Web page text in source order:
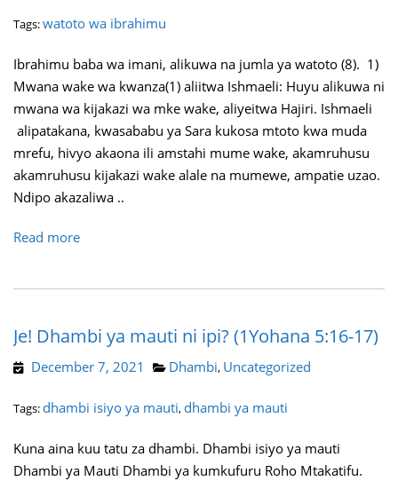
Tags:watoto wa ibrahimu
Ibrahimu baba wa imani, alikuwa na jumla ya watoto (8). 1)
Mwana wake wa kwanza(1) aliitwa Ishmaeli: Huyu alikuwa ni
mwana wa kijakazi wa mke wake, aliyeitwa Hajiri. Ishmaeli
alipatakana, kwasababu ya Sara kukosa mtoto kwa muda
mrefu, hivyo akaona ili amstahi mume wake, akamruhusu
akamruhusu kijakazi wake alale na mumewe, ampatie uzao.
Ndipo akazaliwa ..
Read more
Je! Dhambi ya mauti ni ipi? (1Yohana 5:16-17)
December 7, 2021 Dhambi, Uncategorized
Tags: dhambi isiyo ya mauti, dhambi ya mauti
Kuna aina kuu tatu za dhambi. Dhambi isiyo ya mauti
Dhambi ya Mauti Dhambi ya kumkufuru Roho Mtakatifu.